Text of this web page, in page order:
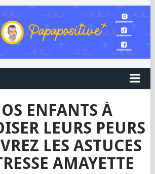
ENFANTS À
LEURS PEURS
LES ASTUCES
AMAYETTE